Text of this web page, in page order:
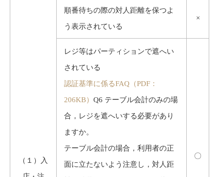
（１）入
順番待ちの際の対人距離を保つよ
う表示されている
×
レジ等はパーティションで遮へい
されている
認証基準に係るFAQ（PDF：
206KB） Q6 テーブル会計のみの場
合，レジを遮へいする必要があり
ますか。
テーブル会計の場合，利用者の正
面に立たないよう注意し，対人距
〇